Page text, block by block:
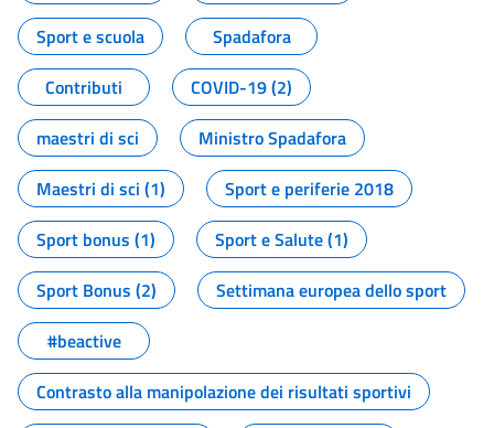
Sport e scuola
Spadafora
Contributi
COVID-19 (2)
maestri di sci
Ministro Spadafora
Maestri di sci (1)
Sport e periferie 2018
Sport bonus (1)
Sport e Salute (1)
Sport Bonus (2)
Settimana europea dello sport
#beactive
Contrasto alla manipolazione dei risultati sportivi